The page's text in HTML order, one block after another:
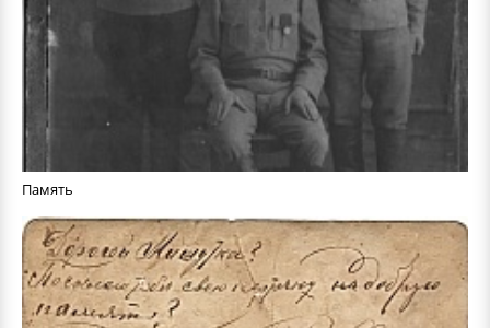
Память